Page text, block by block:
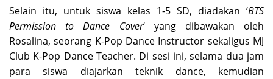
Selain itu, untuk siswa kelas 1-5 SD, diadakan ‘BTS
Permission to Dance Cover‘ yang dibawakan oleh
Rosalina, seorang K-Pop Dance Instructor sekaligus MJ
Club K-Pop Dance Teacher. Di sesi ini, selama dua jam
para siswa diajarkan teknik dance, kemudian